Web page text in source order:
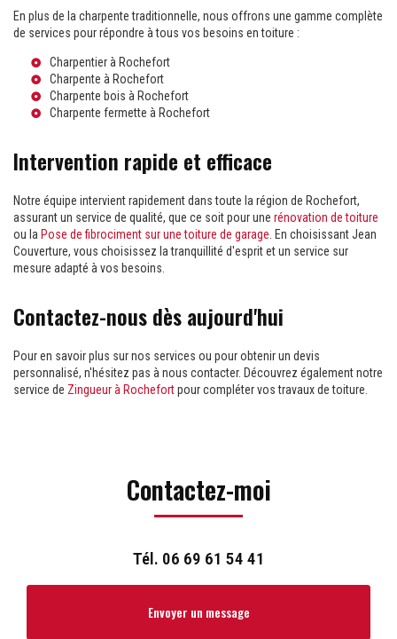
En plus de la charpente traditionnelle, nous offrons une gamme complète
de services pour répondre à tous vos besoins en toiture :
Charpentier à Rochefort
Charpente à Rochefort
Charpente bois à Rochefort
Charpente fermette à Rochefort
Intervention rapide et efficace
Notre équipe intervient rapidement dans toute la région de Rochefort,
assurant un service de qualité, que ce soit pour une rénovation de toiture
ou la Pose de fibrociment sur une toiture de garage. En choisissant Jean
Couverture, vous choisissez la tranquillité d'esprit et un service sur
mesure adapté à vos besoins.
Contactez-nous dès aujourd'hui
Pour en savoir plus sur nos services ou pour obtenir un devis
personnalisé, n'hésitez pas à nous contacter. Découvrez également notre
service de Zingueur à Rochefortpour compléter vos travaux de toiture.
Contactez-moi
Tél. 06 69 61 54 41
Envoyer un message